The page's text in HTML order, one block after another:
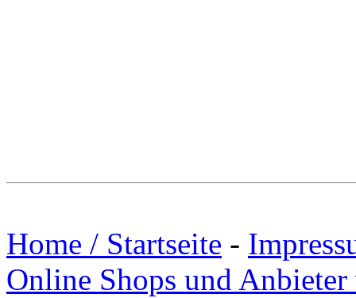
Home / Startseite -
Online Shops und